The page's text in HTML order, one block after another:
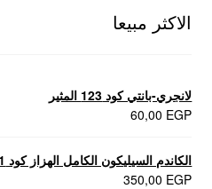
الاكثر مبيعا
لانجري-بانتي كود 123 المثير
60,00 EGP
الكاندم السيليكون الكامل الهزاز كود 1
350,00 EGP